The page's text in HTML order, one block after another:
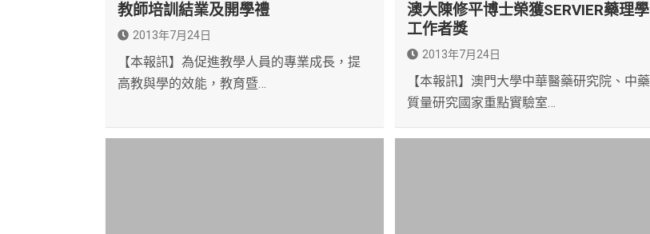
教師培訓結業及開學禮
2013年7月24日
【本報訊】為促進教學人員的專業成長，提
高教與學的效能，教育暨…
澳大陳修平博士榮獲SERVIER藥理學
工作者獎
2013年7月24日
【本報訊】澳門大學中華醫藥研究院、中藥
質量研究國家重點實驗室…